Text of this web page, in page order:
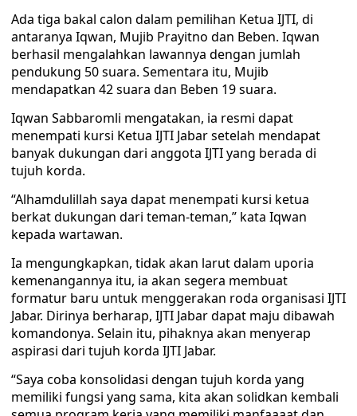
Ada tiga bakal calon dalam pemilihan Ketua IJTI, di
antaranya Iqwan, Mujib Prayitno dan Beben. Iqwan
berhasil mengalahkan lawannya dengan jumlah
pendukung 50 suara. Sementara itu, Mujib
mendapatkan 42 suara dan Beben 19 suara.
Iqwan Sabbaromli mengatakan, ia resmi dapat
menempati kursi Ketua IJTI Jabar setelah mendapat
banyak dukungan dari anggota IJTI yang berada di
tujuh korda.
“Alhamdulillah saya dapat menempati kursi ketua
berkat dukungan dari teman-teman,” kata Iqwan
kepada wartawan.
Ia mengungkapkan, tidak akan larut dalam uporia
kemenangannya itu, ia akan segera membuat
formatur baru untuk menggerakan roda organisasi IJTI
Jabar. Dirinya berharap, IJTI Jabar dapat maju dibawah
komandonya. Selain itu, pihaknya akan menyerap
aspirasi dari tujuh korda IJTI Jabar.
“Saya coba konsolidasi dengan tujuh korda yang
memiliki fungsi yang sama, kita akan solidkan kembali